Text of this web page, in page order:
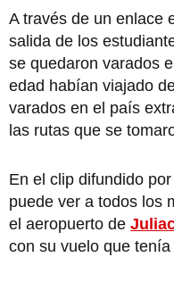
A través de un enlace
salida de los
se quedaron varados
edad habían viajado
varados en el país
las rutas que se
En el clip difundido
puede ver a todos los
el aeropuerto de
con su vuelo que